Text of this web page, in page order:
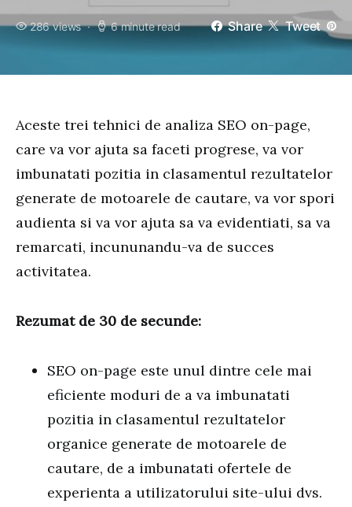
286 views 6 minute read Share Tweet
Aceste trei tehnici de analiza SEO on-page,
care va vor ajuta sa faceti progrese, va vor
imbunatati pozitia in clasamentul rezultatelor
generate de motoarele de cautare, va vor spori
audienta si va vor ajuta sa va evidentiati, sa va
remarcati, incununandu-va de succes
activitatea.
Rezumat de 30 de secunde:
SEO on-page este unul dintre cele mai
eficiente moduri de a va imbunatati
pozitia in clasamentul rezultatelor
organice generate de motoarele de
cautare, de a imbunatati ofertele de
experienta a utilizatorului site-ului dvs.